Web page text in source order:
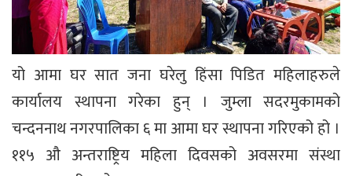
यो आमा घर सात जना घरेलु हिंसा पिडित महिलाहरुले
कार्यालय स्थापना गरेका हुन् । जुम्ला सदरमुकामको
चन्दननाथ नगरपालिका ६ मा आमा घर स्थापना गरिएको हो ।
११५ औ अन्तराष्ट्रिय महिला दिवसको अवसरमा संस्था